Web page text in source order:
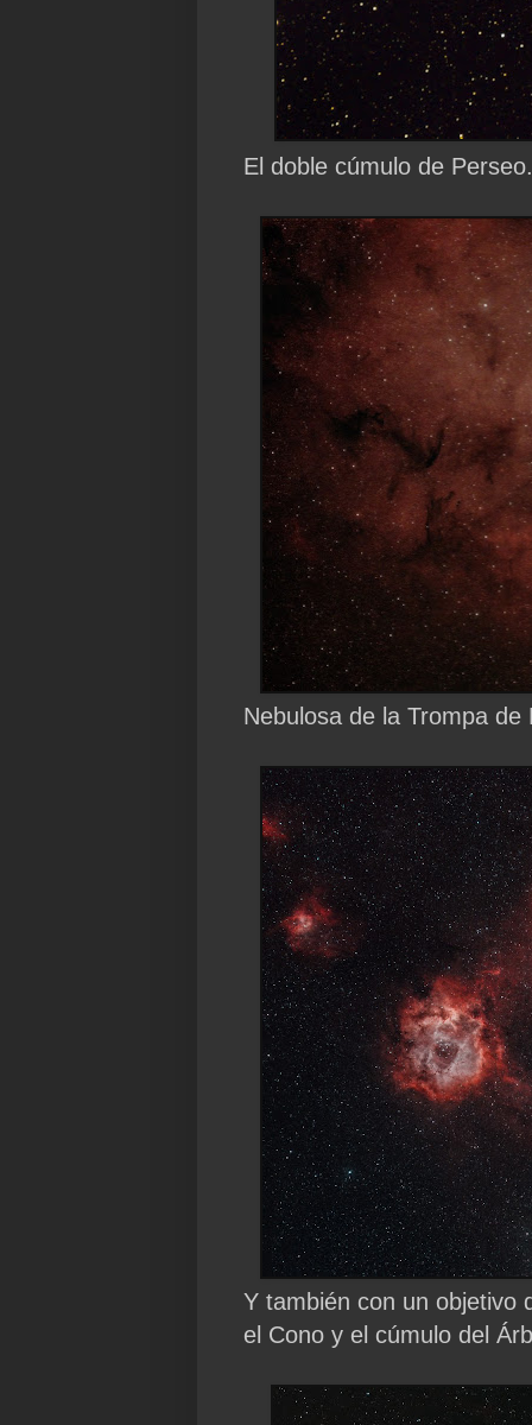
El doble cúmulo de
Nebulosa de la Trompa
Y también con un objetivo
el Cono y el cúmulo del